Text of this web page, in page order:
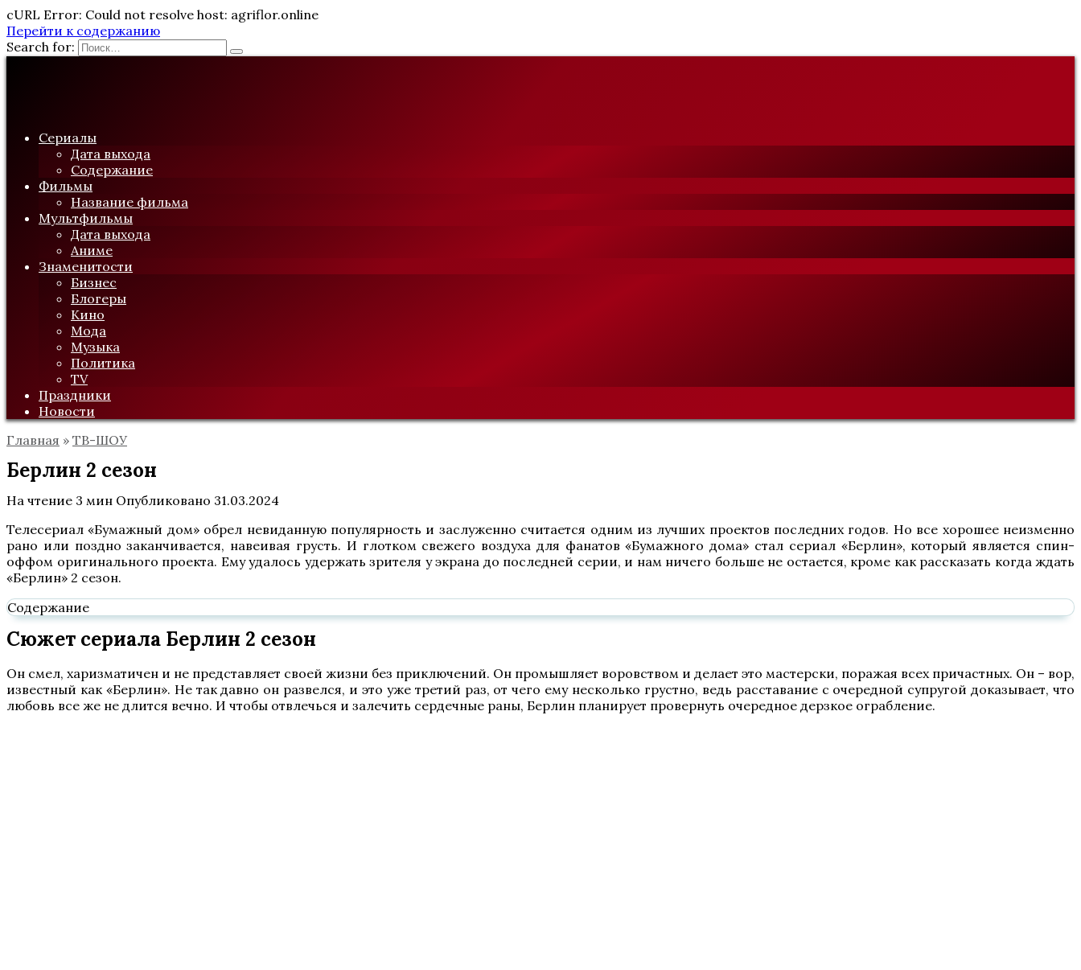
cURL Error: Could not resolve host: agriflor.online
Перейти к содержанию
Search for:
Сериалы
Дата выхода
Содержание
Фильмы
Название фильма
Мультфильмы
Дата выхода
Аниме
Знаменитости
Бизнес
Блогеры
Кино
Мода
Музыка
Политика
TV
Праздники
Новости
Главная » ТВ-ШОУ
Берлин 2 сезон
На чтение 3 мин Опубликовано 31.03.2024
Телесериал «Бумажный дом» обрел невиданную популярность и заслуженно считается одним из лучших проектов последних годов. Но все хорошее неизменно
рано или поздно заканчивается, навеивая грусть. И глотком свежего воздуха для фанатов «Бумажного дома» стал сериал «Берлин», который является спин-
оффом оригинального проекта. Ему удалось удержать зрителя у экрана до последней серии, и нам ничего больше не остается, кроме как рассказать когда ждать
«Берлин» 2 сезон.
Содержание
Сюжет сериала Берлин 2 сезон
Он смел, харизматичен и не представляет своей жизни без приключений. Он промышляет воровством и делает это мастерски, поражая всех причастных. Он – вор,
известный как «Берлин». Не так давно он развелся, и это уже третий раз, от чего ему несколько грустно, ведь расставание с очередной супругой доказывает, что
любовь все же не длится вечно. И чтобы отвлечься и залечить сердечные раны, Берлин планирует провернуть очередное дерзкое ограбление.